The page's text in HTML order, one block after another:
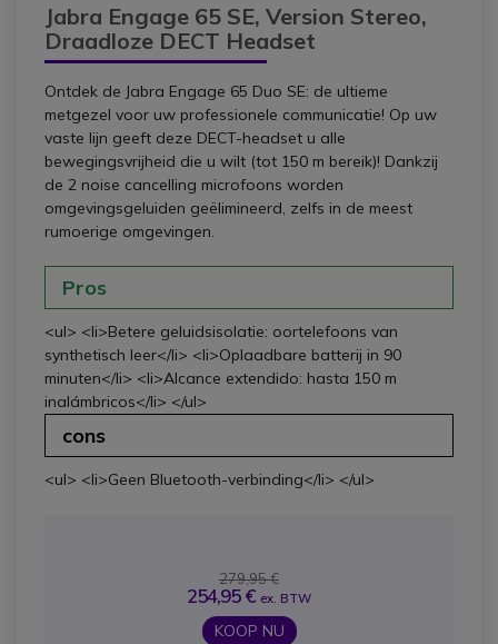
Jabra Engage 65 SE, Version Stereo,
Draadloze DECT Headset
Ontdek de Jabra Engage 65 Duo SE: de ultieme
metgezel voor uw professionele communicatie! Op uw
vaste lijn geeft deze DECT-headset u alle
bewegingsvrijheid die u wilt (tot 150 m bereik)! Dankzij
de 2 noise cancelling microfoons worden
omgevingsgeluiden geëlimineerd, zelfs in de meest
rumoerige omgevingen.
Pros
<ul> <li>Betere geluidsisolatie: oortelefoons van
synthetisch leer</li> <li>Oplaadbare batterij in 90
minuten</li> <li>Alcance extendido: hasta 150 m
inalámbricos</li> </ul>
cons
<ul> <li>Geen Bluetooth-verbinding</li> </ul>
279,95 €
254,95 € ex. BTW
KOOP NU